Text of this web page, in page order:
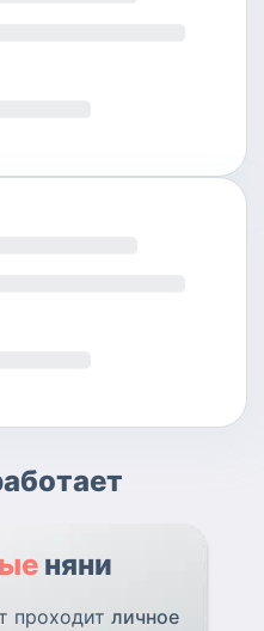
няни
проходит личное